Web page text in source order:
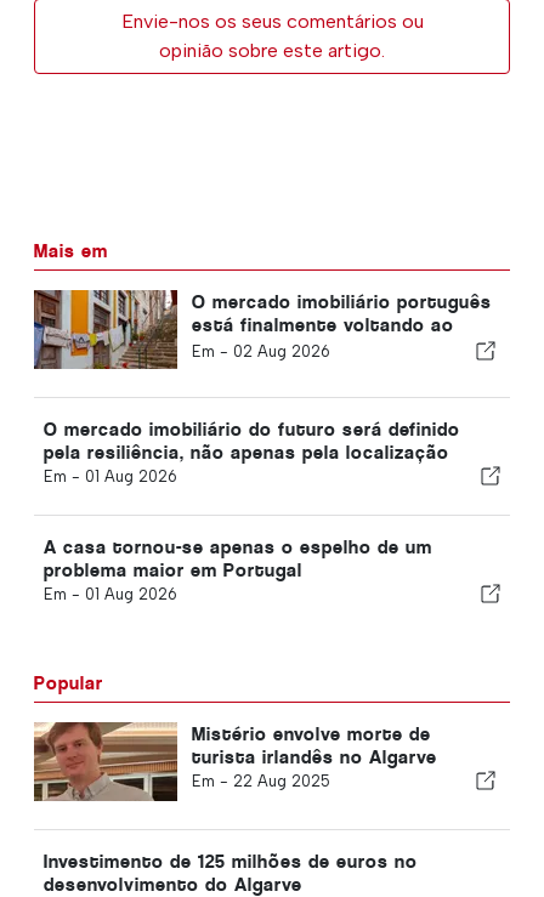
Envie-nos os seus comentários ou
opinião sobre este artigo.
Mais em
O mercado imobiliário português
está finalmente voltando ao
normal
Em - 02 Aug 2026
O mercado imobiliário do futuro será definido
pela resiliência, não apenas pela localização
Em - 01 Aug 2026
A casa tornou-se apenas o espelho de um
problema maior em Portugal
Em - 01 Aug 2026
Popular
Mistério envolve morte de
turista irlandês no Algarve
Em - 22 Aug 2025
Investimento de 125 milhões de euros no
desenvolvimento do Algarve